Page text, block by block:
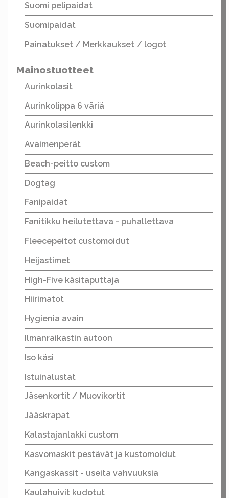
Suomi pelipaidat
Suomipaidat
Painatukset / Merkkaukset / logot
Mainostuotteet
Aurinkolasit
Aurinkolippa 6 väriä
Aurinkolasilenkki
Avaimenperät
Beach-peitto custom
Dogtag
Fanipaidat
Fanitikku heilutettava - puhallettava
Fleecepeitot customoidut
Heijastimet
High-Five käsitaputtaja
Hiirimatot
Hygienia avain
Ilmanraikastin autoon
Iso käsi
Istuinalustat
Jäsenkortit / Muovikortit
Jääskrapat
Kalastajanlakki custom
Kasvomaskit pestävät ja kustomoidut
Kangaskassit - useita vahvuuksia
Kaulahuivit kudotut